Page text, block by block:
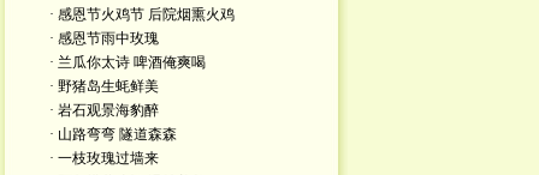
· 感恩节火鸡节 后院烟熏火鸡
· 感恩节雨中玫瑰
· 兰瓜你太诗 啤酒俺爽喝
· 野猪岛生蚝鲜美
· 岩石观景海豹醉
· 山路弯弯 隧道森森
· 一枝玫瑰过墙来